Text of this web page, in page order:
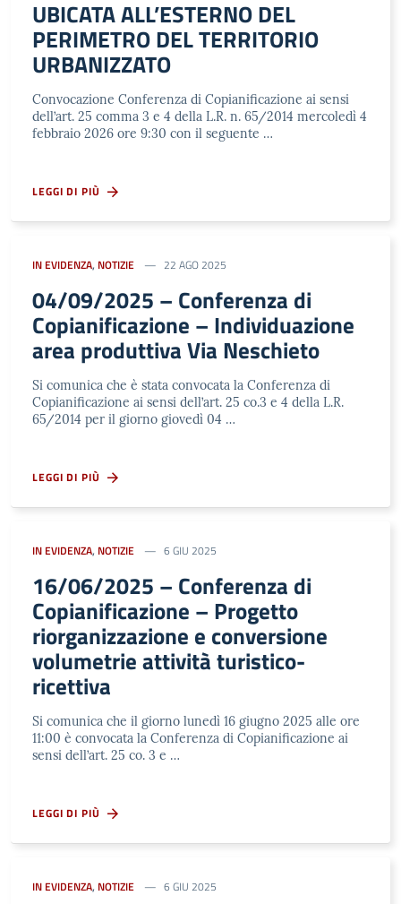
UBICATA ALL’ESTERNO DEL
PERIMETRO DEL TERRITORIO
URBANIZZATO
Convocazione Conferenza di Copianificazione ai sensi
dell’art. 25 comma 3 e 4 della L.R. n. 65/2014 mercoledì 4
febbraio 2026 ore 9:30 con il seguente …
LEGGI DI PIÙ
IN EVIDENZA, NOTIZIE 22 AGO 2025
04/09/2025 – Conferenza di
Copianificazione – Individuazione
area produttiva Via Neschieto
Si comunica che è stata convocata la Conferenza di
Copianificazione ai sensi dell’art. 25 co.3 e 4 della L.R.
65/2014 per il giorno giovedì 04 …
LEGGI DI PIÙ
IN EVIDENZA, NOTIZIE 6 GIU 2025
16/06/2025 – Conferenza di
Copianificazione – Progetto
riorganizzazione e conversione
volumetrie attività turistico-
ricettiva
Si comunica che il giorno lunedì 16 giugno 2025 alle ore
11:00 è convocata la Conferenza di Copianificazione ai
sensi dell’art. 25 co. 3 e …
LEGGI DI PIÙ
IN EVIDENZA, NOTIZIE 6 GIU 2025